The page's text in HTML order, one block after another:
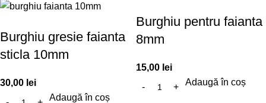
Burghiu gresie faianta
sticla 10mm
30,00 lei
Adaugă în coș
Burghiu pentru faianta
8mm
15,00 lei
Adaugă în coș